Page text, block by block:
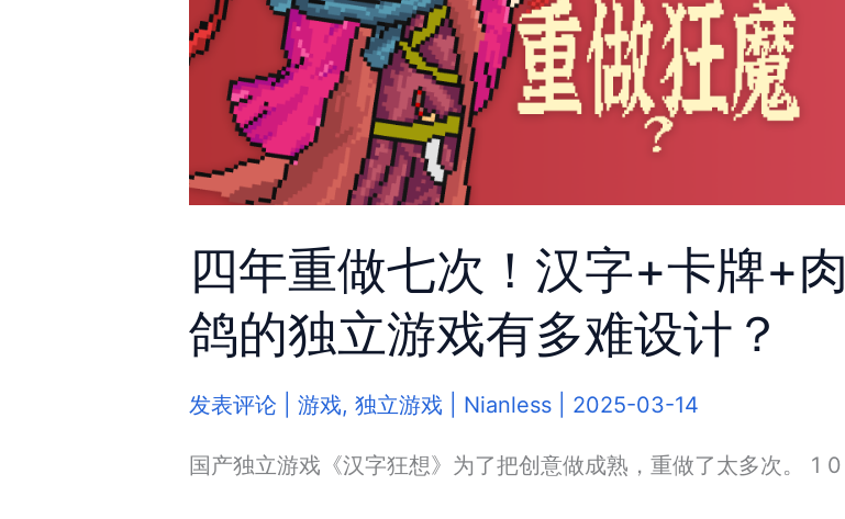
四年重做七次！汉字+卡牌+肉
鸽的独立游戏有多难设计？
发表评论 游戏, 独立游戏 Nianless 2025-03-14
国产独立游戏《汉字狂想》为了把创意做成熟，重做了太多次。 1 0